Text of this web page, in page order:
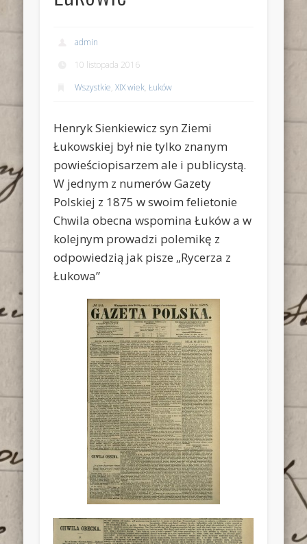
admin
10 listopada 2016
Wszystkie,XIX wiek,Łuków
Henryk Sienkiewicz syn Ziemi
Łukowskiej był nie tylko znanym
powieściopisarzem ale i publicystą.
W jednym z numerów Gazety
Polskiej z 1875 w swoim felietonie
Chwila obecna wspomina Łuków a w
kolejnym prowadzi polemikę z
odpowiedzią jak pisze „Rycerza z
Łukowa”